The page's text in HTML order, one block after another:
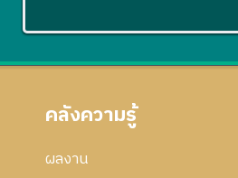
คลังความรู้
ผลงาน